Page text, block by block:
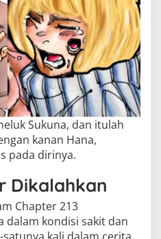
Sukuna, dan itulah
kanan Hana,
pada dirinya.
Dikalahkan
Chapter 213
dalam kondisi sakit dan